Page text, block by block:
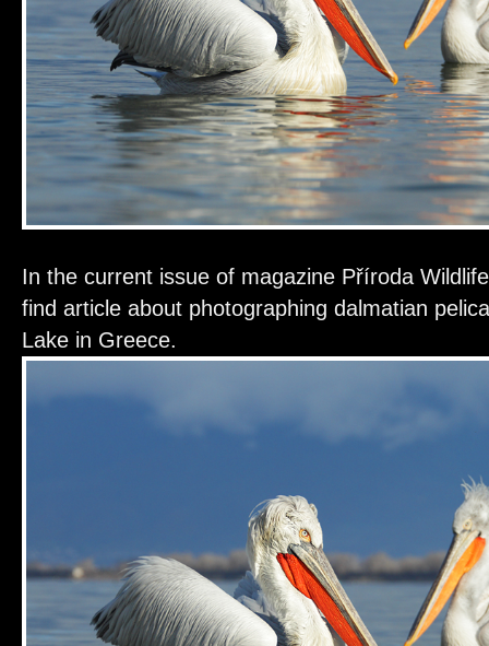
In the current issue of magazine Příroda
find article about photographing dalmatian
Lake in Greece.